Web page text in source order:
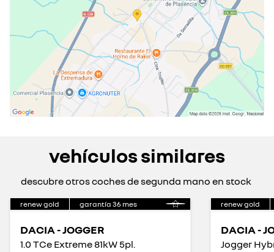
vehículos similares
descubre otros coches de segunda mano en stock
renew gold garantía 36 mes
DACIA - JOGGER
1.0 TCe Extreme 81kW 5pl.
renew gold
DACIA -